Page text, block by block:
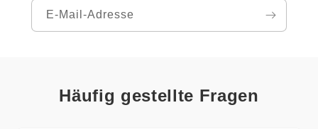
E-Mail-Adresse
Häufig gestellte Fragen